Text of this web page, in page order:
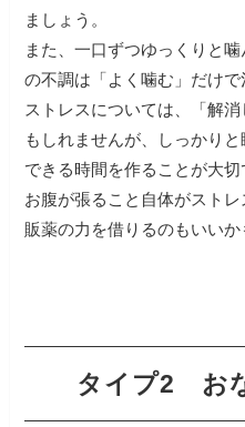
ましょう。
また、一口ずつゆっくりと
の不調は「よく噛む」だけで
ストレスについては、「解
もしれませんが、しっかり
できる時間を作ることが大切
お腹が張ること自体がスト
販薬の力を借りるのもいいか
タイプ2 お